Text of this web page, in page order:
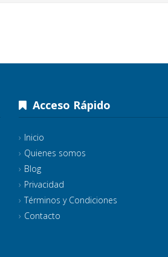
Acceso Rápido
Inicio
Quienes somos
Blog
Privacidad
Términos y Condiciones
Contacto